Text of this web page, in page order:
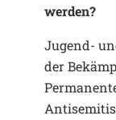
werden?
Jugend-
der